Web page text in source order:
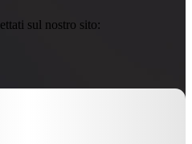
sul nostro sito: